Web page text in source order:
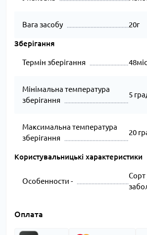
Вага засобу 20г
Зберігання
Термін зберігання 48міс
Мінімальна температура
зберігання
5
Максимальна температура
зберігання
20
Користувальницькі характеристики
Особенности -
Сорт
Оплата